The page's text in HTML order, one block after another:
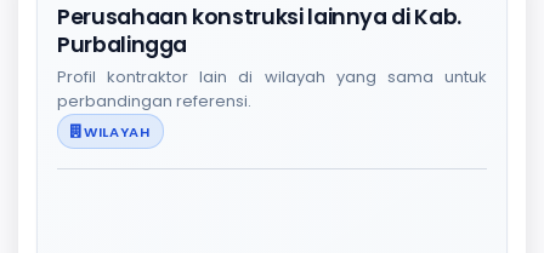
Perusahaan konstruksi lainnya di Kab.
Purbalingga
Profil kontraktor lain di wilayah yang sama untuk
perbandingan referensi.
WILAYAH